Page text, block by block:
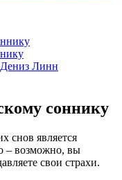
Линн
соннику
снов является
– возможно, вы
свои страхи.